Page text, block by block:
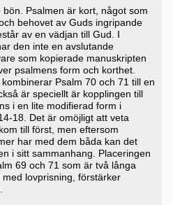
Psalmen är kort, något som
behovet av Guds ingripande
av en vädjan till Gud. I
den inte en avslutande
som kopierade manuskripten
psalmens form och korthet.
Psalm 70 och 71 till en
är speciellt är kopplingen till
i en lite modifierad form i
18. Det är omöjligt att veta
till först, men eftersom
har med dem båda kan det
i sitt sammanhang. Placeringen
69 och 71 som är två långa
lovprisning, förstärker